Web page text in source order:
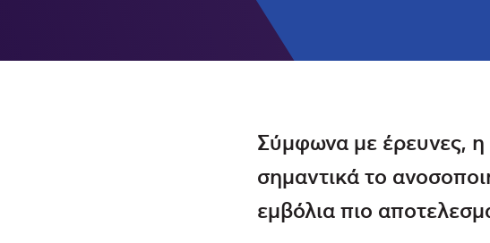
Σύμφωνα με έρευνες, η
σημαντικά το
εμβόλια πιο